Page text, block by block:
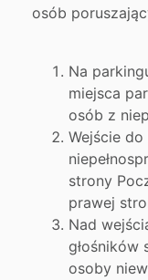
osób
Na
miejsca
osób z
Wejście
strony
prawej
Nad
głośników
osoby